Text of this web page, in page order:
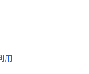
用